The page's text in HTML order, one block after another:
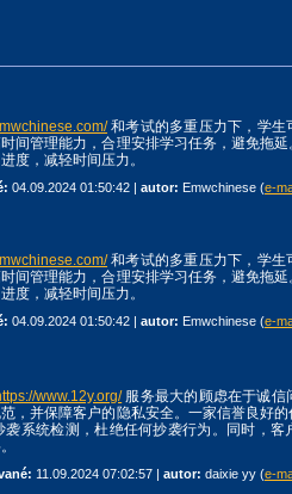
和考试的多重压力下，学生
间管理能力，合理安排学习任务，避免拖
度，减轻时间压力。
04.09.2024 01:50:42 | autor: Emwchinese (e-
和考试的多重压力下，学生
间管理能力，合理安排学习任务，避免拖
度，减轻时间压力。
04.09.2024 01:50:42 | autor: Emwchinese (e-
www.12y.org/服务最大的顾虑在于诚信
，并保障客户的隐私安全。一家信誉良好
系统检测，杜绝任何抄袭行为。同时，客
11.09.2024 07:02:57 autor: daixie yy (e-